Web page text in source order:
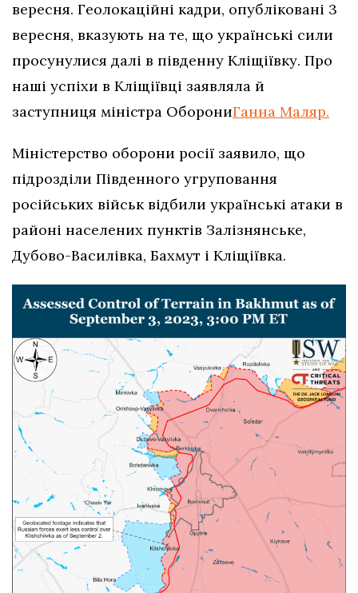
вересня. Геолокаційні кадри, опубліковані 3
вересня, вказують на те, що українські сили
просунулися далі в південну Кліщіївку. Про
наші успіхи в Кліщіївці заявляла й
заступниця міністра ОборониГанна Маляр.
Міністерство оборони росії заявило, що
підрозділи Південного угруповання
російських військ відбили українські атаки в
районі населених пунктів Залізнянське,
Дубово-Василівка, Бахмут і Кліщіївка.